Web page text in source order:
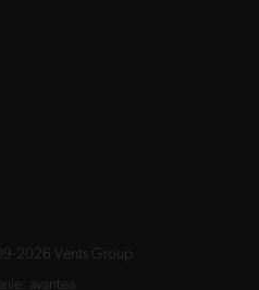
2026 Vents Group
avantea